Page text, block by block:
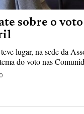
sobre o
lugar, na sede da
do voto nas